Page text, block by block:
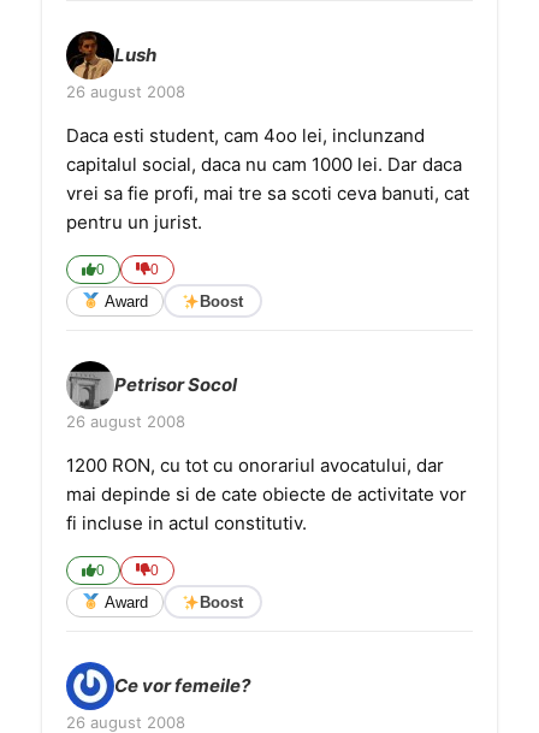
Lush
26 august 2008
Daca esti student, cam 4oo lei, inclunzand
capitalul social, daca nu cam 1000 lei. Dar daca
vrei sa fie profi, mai tre sa scoti ceva banuti, cat
pentru un jurist.
0 0
Award Boost
Petrisor Socol
26 august 2008
1200 RON, cu tot cu onorariul avocatului, dar
mai depinde si de cate obiecte de activitate vor
fi incluse in actul constitutiv.
0 0
Award Boost
Ce vor femeile?
26 august 2008